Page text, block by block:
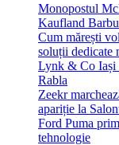
Monopostul
Kaufland
Cum mărești
soluții dedicate
Lynk & Co Iași
Rabla
Zeekr
apariție la
Ford Puma
tehnologie